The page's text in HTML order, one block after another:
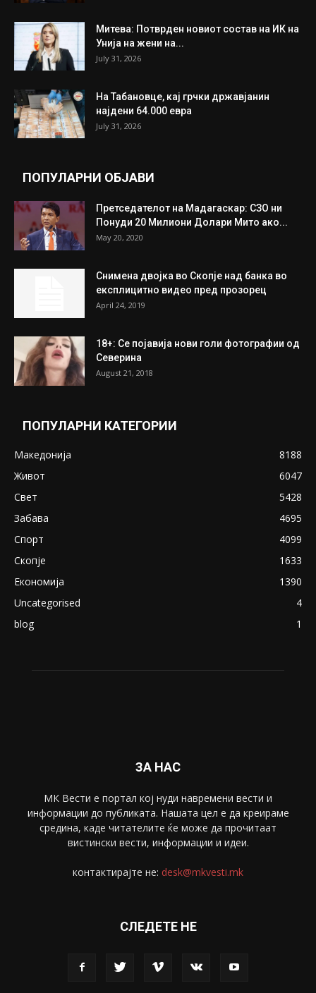
Митева: Потврден новиот состав на ИК на
Унија на жени на...
July 31, 2026
На Табановце, кај грчки државјанин
најдени 64.000 евра
July 31, 2026
ПОПУЛАРНИ ОБЈАВИ
Претседателот на Мадагаскар: СЗО ни
Понуди 20 Милиони Долари Мито ако...
May 20, 2020
Снимена двојка во Скопје над банка во
експлицитно видео пред прозорец
April 24, 2019
18+: Се појавија нови голи фотографии од
Северина
August 21, 2018
ПОПУЛАРНИ КАТЕГОРИИ
Македонија
8188
Живот
6047
Свет
5428
Забава
4695
Спорт
4099
Скопје
1633
Економија
1390
Uncategorised
4
blog
1
ЗА НАС
МК Вести е портал коj нуди навремени вести и
информации до публиката. Нашата цел е да креираме
средина, каде читателите ќе може да прочитаат
вистински вести, информации и идеи.
контактирајте не: desk@mkvesti.mk
СЛЕДЕТЕ НЕ